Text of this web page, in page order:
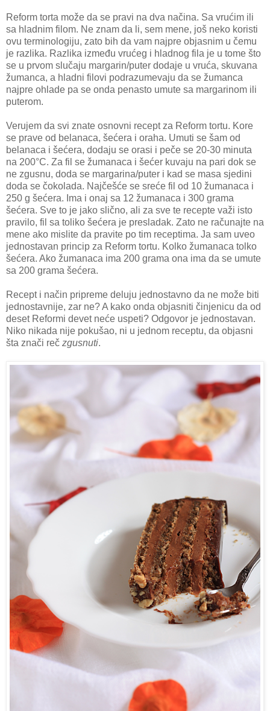
Reform torta može da se pravi na dva načina. Sa vrućim ili
sa hladnim filom. Ne znam da li, sem mene, još neko koristi
ovu terminologiju, zato bih da vam najpre objasnim u čemu
je razlika. Razlika između vrućeg i hladnog fila je u tome što
se u prvom slučaju margarin/puter dodaje u vruća, skuvana
žumanca, a hladni filovi podrazumevaju da se žumanca
najpre ohlade pa se onda penasto umute sa margarinom ili
puterom.
Verujem da svi znate osnovni recept za Reform tortu. Kore
se prave od belanaca, šećera i oraha. Umuti se šam od
belanaca i šećera, dodaju se orasi i peče se 20-30 minuta
na 200°C. Za fil se žumanaca i šećer kuvaju na pari dok se
ne zgusnu, doda se margarina/puter i kad se masa sjedini
doda se čokolada. Najčešće se sreće fil od 10 žumanaca i
250 g šećera. Ima i onaj sa 12 žumanaca i 300 grama
šećera. Sve to je jako slično, ali za sve te recepte važi isto
pravilo, fil sa toliko šećera je presladak. Zato ne računajte na
mene ako mislite da pravite po tim receptima. Ja sam uveo
jednostavan princip za Reform tortu. Kolko žumanaca tolko
šećera. Ako žumanaca ima 200 grama ona ima da se umute
sa 200 grama šećera.
Recept i način pripreme deluju jednostavno da ne može biti
jednostavnije, zar ne? A kako onda objasniti činjenicu da od
deset Reformi devet neće uspeti? Odgovor je jednostavan.
Niko nikada nije pokušao, ni u jednom receptu, da objasni
šta znači reč zgusnuti.